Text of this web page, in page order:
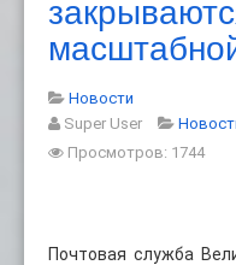
Новости
Super User
Просмотров: 1744
Почтовая служба